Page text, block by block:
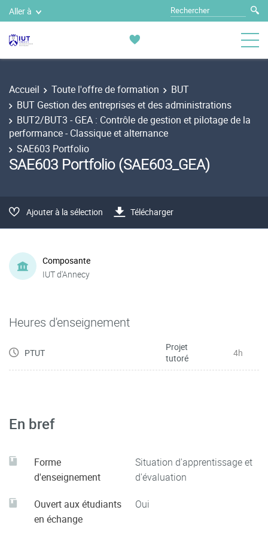
Aller à
Accueil Toute l'offre de formation
BUT
BUT Gestion des entreprises et des administrations
BUT2/BUT3 - GEA : Contrôle de gestion et pilotage de la
performance - Classique et alternance
SAE603 Portfolio
SAE603 Portfolio (SAE603_GEA)
Ajouter à la sélection Télécharger
Composante
IUT d'Annecy
Heures d'enseignement
PTUT
Projet
tutoré
4h
En bref
Forme
d'enseignement
Situation d'apprentissage et
d'évaluation
Ouvert aux étudiants
en échange
Oui